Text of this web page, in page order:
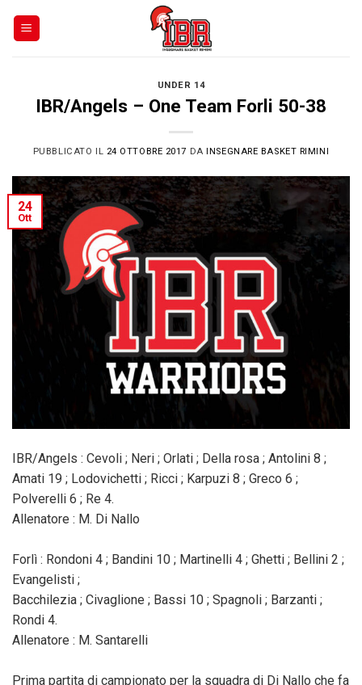
UNDER 14
IBR/Angels – One Team Forli 50-38
PUBBLICATO IL 24 OTTOBRE 2017 DAINSEGNARE BASKET RIMINI
24
Ott
IBR/Angels : Cevoli ; Neri ; Orlati ; Della rosa ; Antolini 8 ;
Amati 19 ; Lodovichetti ; Ricci ; Karpuzi 8 ; Greco 6 ;
Polverelli 6 ; Re 4.
Allenatore : M. Di Nallo
Forlì : Rondoni 4 ; Bandini 10 ; Martinelli 4 ; Ghetti ; Bellini 2 ;
Evangelisti ;
Bacchilezia ; Civaglione ; Bassi 10 ; Spagnoli ; Barzanti ;
Rondi 4.
Allenatore : M. Santarelli
Prima partita di campionato per la squadra di Di Nallo che fa